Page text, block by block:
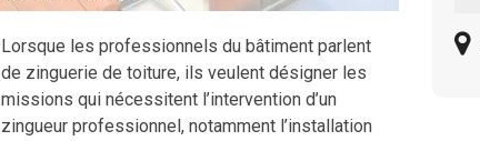
Lorsque les professionnels du bâtiment parlent
de zinguerie de toiture, ils veulent désigner les
missions qui nécessitent l’intervention d’un
zingueur professionnel, notamment l’installation